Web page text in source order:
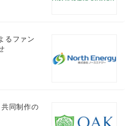
るファン
同制作の